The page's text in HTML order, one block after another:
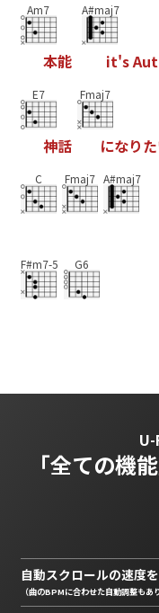
Am7
本能
A#maj7
it'sAut
E7
神話
Fmaj7
になりた
C Fmaj7 A#maj7
F#m7-5 G6
U-
「全ての機
自動スクロールの速度
（曲のBPMに合わせた自動調整もあり